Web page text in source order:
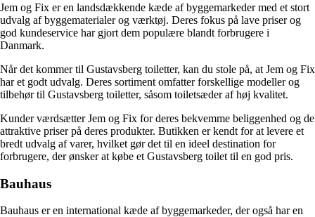
Jem og Fix er en landsdækkende kæde af byggemarkeder med et stort
udvalg af byggematerialer og værktøj. Deres fokus på lave priser og
god kundeservice har gjort dem populære blandt forbrugere i
Danmark.
Når det kommer til Gustavsberg toiletter, kan du stole på, at Jem og Fix
har et godt udvalg. Deres sortiment omfatter forskellige modeller og
tilbehør til Gustavsberg toiletter, såsom toiletsæder af høj kvalitet.
Kunder værdsætter Jem og Fix for deres bekvemme beliggenhed og de
attraktive priser på deres produkter. Butikken er kendt for at levere et
bredt udvalg af varer, hvilket gør det til en ideel destination for
forbrugere, der ønsker at købe et Gustavsberg toilet til en god pris.
Bauhaus
Bauhaus er en international kæde af byggemarkeder, der også har en